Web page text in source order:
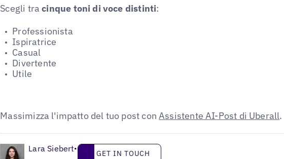
Scegli tra cinque toni di voce distinti:
Professionista
Ispiratrice
Casual
Divertente
Utile
Massimizza l'impatto del tuo post conAssistente AI-Post di Uberall.
Lara Siebert•Get in touch
GET IN TOUCH